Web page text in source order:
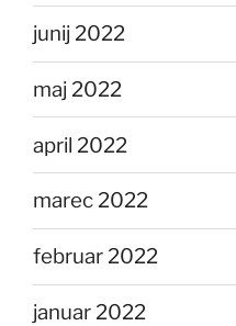
junij 2022
maj 2022
april 2022
marec 2022
februar 2022
januar 2022